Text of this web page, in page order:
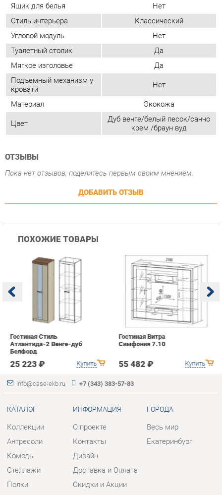
Подъемный механизм у
кровати
Нет
Материал Экокожа
Цвет
Дуб венге/белый песок/санчо
крем /браун вуд
ОТЗЫВЫ
Пока нет отзывов, поделитесь первым своим мнением.
ДОБАВИТЬ ОТЗЫВ
ПОХОЖИЕ ТОВАРЫ
Купить
Атлантида-2 Венге-дуб
Купить
Гостиная Витра
Симфония 7.10
55 482 ₽
+7 (343) 383-57-83
КАТАЛОГ
Коллекции
Антресоли
Комоды
Стеллажи
Полки
Тумбы
Шкафы
Комплектующие
ИНФОРМАЦИЯ
О проекте
Дизайн
Доставка и Оплата
Скидки и Акции
Политика
Гарантия
Помощь
ГОРОДА
Весь мир
КОНТАКТЫ